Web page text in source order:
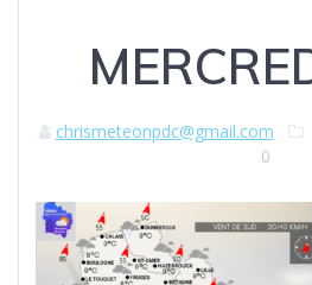
chrismeteonpdc@gmail.com
0